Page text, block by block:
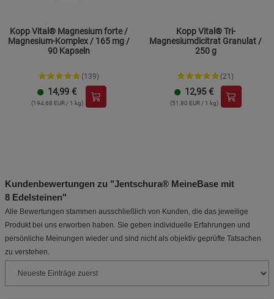
Kopp Vital® Magnesium forte /
Magnesium-Komplex / 165 mg /
90 Kapseln
(139)
14,99 €
(194,68 EUR / 1 kg)
Kopp Vital® Tri-
Magnesiumdicitrat Granulat /
250 g
(21)
12,95 €
(51,80 EUR / 1 kg)
Kundenbewertungen zu "Jentschura® MeineBase mit
8 Edelsteinen"
Alle Bewertungen stammen ausschließlich von Kunden, die das jeweilige
Produkt bei uns erworben haben. Sie geben individuelle Erfahrungen und
persönliche Meinungen wieder und sind nicht als objektiv geprüfte Tatsachen
zu verstehen.